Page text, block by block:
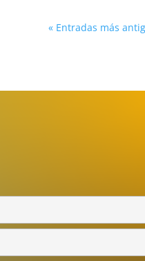
« Entradas más